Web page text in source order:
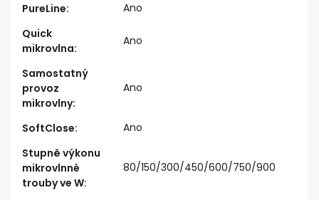
PureLine:
Ano
Quick
mikrovlna:
Ano
Samostatný
provoz
mikrovlny:
Ano
SoftClose:
Ano
Stupně výkonu
mikrovlnné
trouby ve W:
80/150/300/450/600/750/900